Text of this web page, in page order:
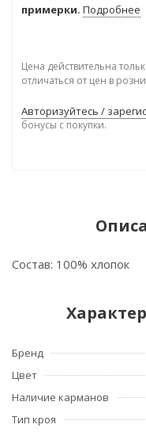
примерки. Подробнее
Цена действительна
отличаться от цен в
Авторизуйтесь /
бонусы с покупки.
Состав: 100% хлопок
Бренд
Цвет
Наличие карманов
Тип кроя